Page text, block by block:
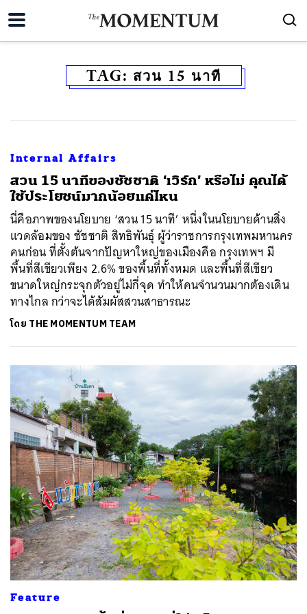
TAG: สวน 15 นาที
Internal Affairs
สวน 15 นาทีของชัชชาติ ‘เวิร์ก’ หรือไม่ คุณได้
ใช้ประโยชน์มากน้อยแค่ไหน
นี่คือภาพของนโยบาย ‘สวน 15 นาที’ หนึ่งในนโยบายด้านสิ่ง
แวดล้อมของ ชัชชาติ สิทธิพันธุ์ ผู้ว่าราชการกรุงเทพมหานคร
คนก่อน ที่ตั้งต้นจากปัญหาใหญ่ของเมืองคือ กรุงเทพฯ มี
พื้นที่สีเขียวเพียง 2.6% ของพื้นที่ทั้งหมด และพื้นที่สีเขียว
ขนาดใหญ่กระจุกตัวอยู่ไม่กี่จุด ทำให้คนจำนวนมากต้องเดิน
ทางไกล กว่าจะได้สัมผัสสวนสาธารณะ
โดย THE MOMENTUM TEAM
Feature
ค้นหา
SHARE TWEET LINE EMAIL